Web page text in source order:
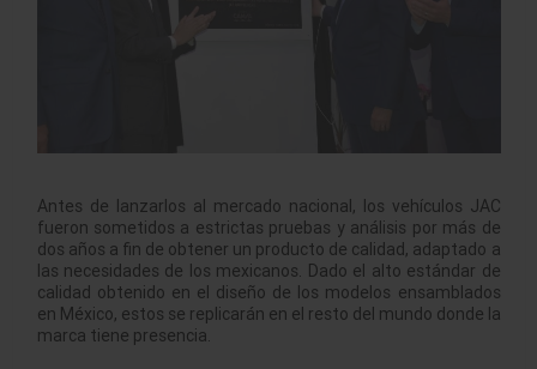
Antes de lanzarlos al mercado nacional, los vehículos JAC
fueron sometidos a estrictas pruebas y análisis por más de
dos años a fin de obtener un producto de calidad, adaptado a
las necesidades de los mexicanos. Dado el alto estándar de
calidad obtenido en el diseño de los modelos ensamblados
en México, estos se replicarán en el resto del mundo donde la
marca tiene presencia.